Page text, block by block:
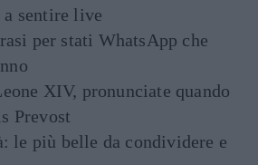
a sentire live
per stati WhatsApp che
XIV, pronunciate quando
Prevost
le più belle da condividere e